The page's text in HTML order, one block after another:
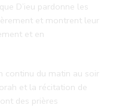
D’ieu pardonne les
et montrent leur
et en
continu du matin au soir
et la récitation de
des prières